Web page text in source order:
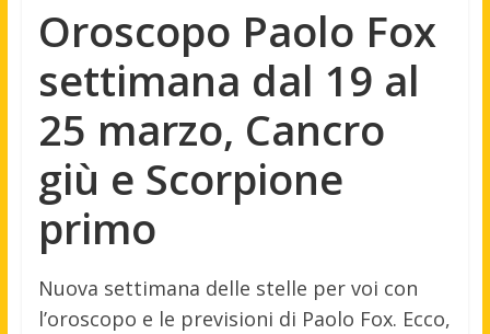
Oroscopo Paolo Fox
settimana dal 19 al
25 marzo, Cancro
giù e Scorpione
primo
Nuova settimana delle stelle per voi con
l’oroscopo e le previsioni di Paolo Fox. Ecco,